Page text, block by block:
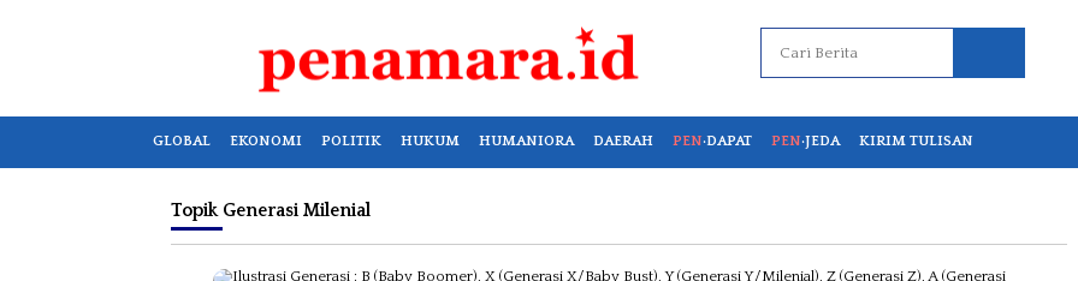
GLOBAL EKONOMI POLITIK HUKUM HUMANIORA DAERAH PEN·DAPAT PEN·JEDA KIRIM TULISAN
Topik Generasi Milenial